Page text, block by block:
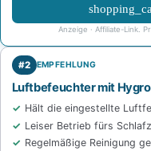
Anzeige · Affiliate-Link.
#2 EMPFEHLUNG
Luftbefeuchter mit
Hält die eingestellte
Leiser Betrieb fürs
Regelmäßige Reinigung